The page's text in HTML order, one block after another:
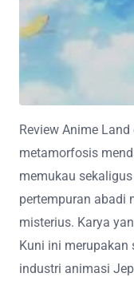
Review Anime
metamorfosis
memukau
pertempuran abadi
misterius. Karya
Kuni ini merupakan
industri animasi